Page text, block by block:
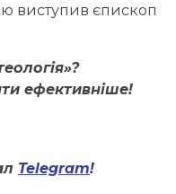
виступив єпископ
ефективніше!
Telegram!